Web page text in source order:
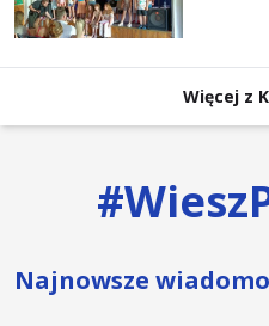
Więcej z
#
Najnowsze